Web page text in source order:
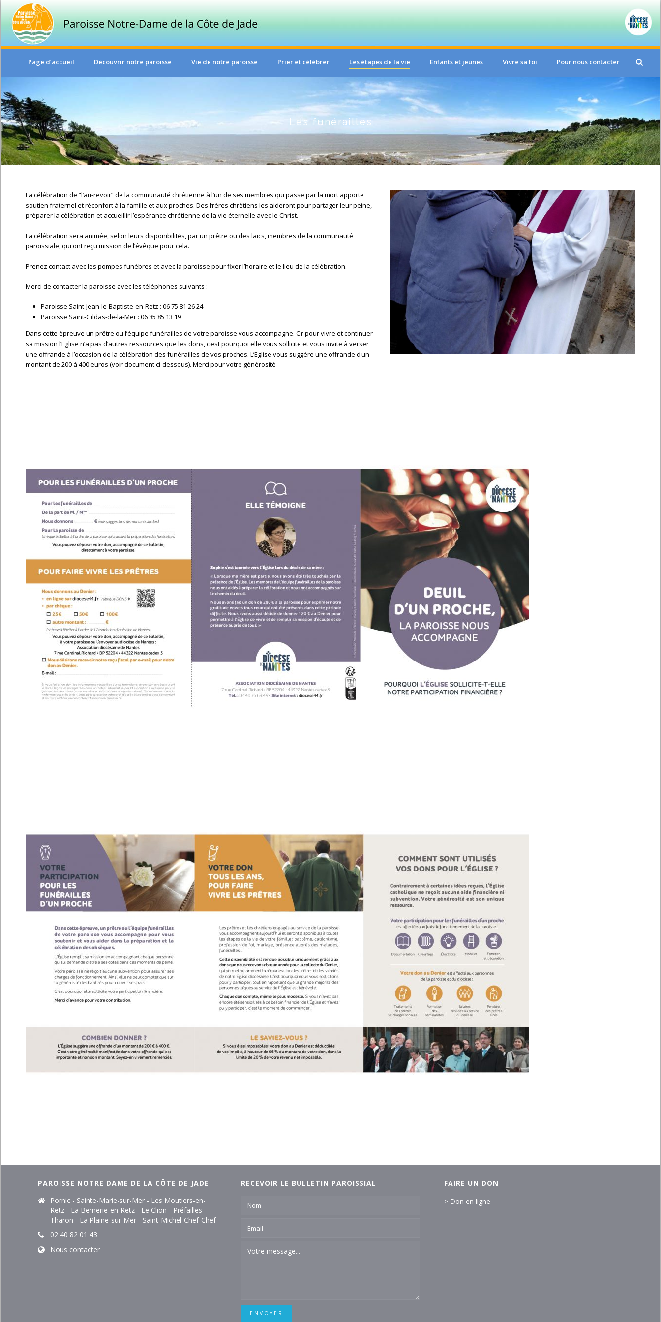
Page d’accueil Découvrir notre paroisse Vie de notre paroisse Prier et célébrer Les étapes de la vie Enfants et jeunes Vivre sa foi Pour nous contacter
Les funérailles
La célébration de “l’au-revoir” de la communauté chrétienne à l’un de ses membres qui passe par la mort apporte
soutien fraternel et réconfort à la famille et aux proches. Des frères chrétiens les aideront pour partager leur peine,
préparer la célébration et accueillir l’espérance chrétienne de la vie éternelle avec le Christ.
La célébration sera animée, selon leurs disponibilités, par un prêtre ou des laïcs, membres de la communauté
paroissiale, qui ont reçu mission de l’évêque pour cela.
Prenez contact avec les pompes funèbres et avec la paroisse pour fixer l’horaire et le lieu de la célébration.
Merci de contacter la paroisse avec les téléphones suivants :
Paroisse Saint-Jean-le-Baptiste-en-Retz : 06 75 81 26 24
Paroisse Saint-Gildas-de-la-Mer : 06 85 85 13 19
Dans cette épreuve un prêtre ou l’équipe funérailles de votre paroisse vous accompagne. Or pour vivre et continuer
sa mission l’Eglise n’a pas d’autres ressources que les dons, c’est pourquoi elle vous sollicite et vous invite à verser
une offrande à l’occasion de la célébration des funérailles de vos proches. L’Eglise vous suggère une offrande d’un
montant de 200 à 400 euros (voir document ci-dessous). Merci pour votre générosité
PAROISSE NOTRE DAME DE LA CÔTE DE JADE
Pornic - Sainte-Marie-sur-Mer - Les Moutiers-en-
Retz - La Bernerie-en-Retz - Le Clion - Préfailles -
Tharon - La Plaine-sur-Mer - Saint-Michel-Chef-Chef
02 40 82 01 43
Nous contacter
RECEVOIR LE BULLETIN PAROISSIAL
ENVOYER
FAIRE UN DON
> Don en ligne